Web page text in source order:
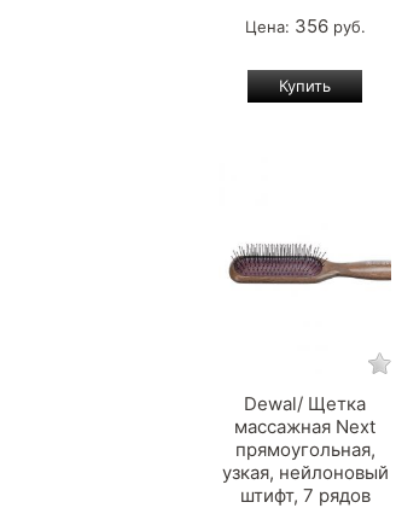
Цена: 356руб.
Dewal/ Щетка
массажная Next
прямоугольная,
узкая, нейлоновый
штифт, 7 рядов